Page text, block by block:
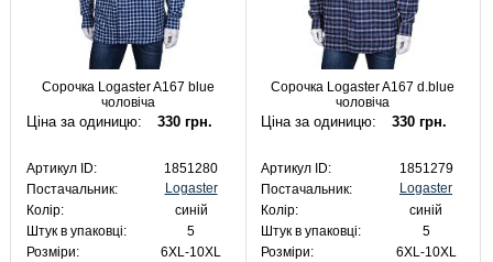
Сорочка Logaster A167 blue
чоловіча
Ціна за одиницю: 330 грн.
Артикул ID:
1851280
Постачальник:
Logaster
Колір:
синій
Штук в упаковці:
5
Розміри:
6XL-10XL
Сорочка Logaster A167 d.blue
чоловіча
Ціна за одиницю: 330 грн.
Артикул ID:
1851279
Постачальник:
Logaster
Колір:
синій
Штук в упаковці:
5
Розміри:
6XL-10XL